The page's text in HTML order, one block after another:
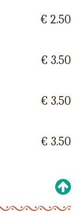
€ 2.50
€ 3.50
€ 3.50
€ 3.50